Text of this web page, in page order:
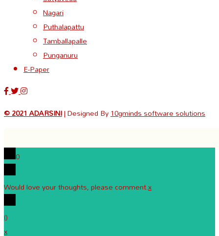
Nagari
Puthalapattu
Tamballapalle
Punganuru
E-Paper
© 2021 ADARSINI| Designed By10gminds software solutions
0
Would love your thoughts, please comment.x
()
x